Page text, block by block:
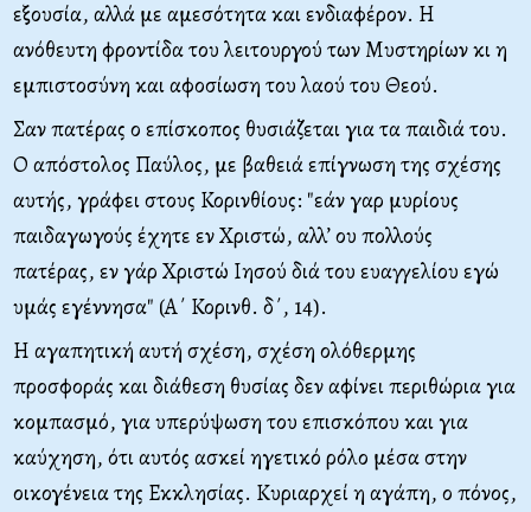
εξουσία, αλλά με αμεσότητα και ενδιαφέρον. Η
ανόθευτη φροντίδα του λειτουργού των Μυστηρίων κι η
εμπιστοσύνη και αφοσίωση του λαού του Θεού.
Σαν πατέρας ο επίσκοπος θυσιάζεται για τα παιδιά του.
Ο απόστολος Παύλος, με βαθειά επίγνωση της σχέσης
αυτής, γράφει στους Κορινθίους: "εάν γαρ μυρίους
παιδαγωγούς έχητε εν Χριστώ, αλλ’ ου πολλούς
πατέρας, εν γάρ Χριστώ Ιησού διά του ευαγγελίου εγώ
υμάς εγέννησα" (Α΄ Κορινθ. δ΄, 14).
Η αγαπητική αυτή σχέση, σχέση ολόθερμης
προσφοράς και διάθεση θυσίας δεν αφίνει περιθώρια για
κομπασμό, για υπερύψωση του επισκόπου και για
καύχηση, ότι αυτός ασκεί ηγετικό ρόλο μέσα στην
οικογένεια της Εκκλησίας. Κυριαρχεί η αγάπη, ο πόνος,